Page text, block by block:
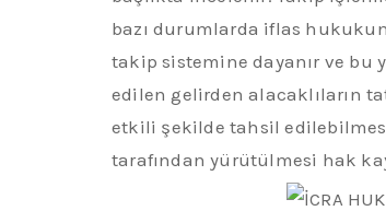
bazı durumlarda iflas
takip sistemine dayanır ve bu
edilen gelirden alacaklıların
etkili şekilde tahsil
tarafından yürütülmesi hak